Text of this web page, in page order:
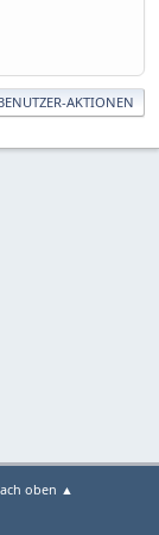
AKTIONEN
oben ▲